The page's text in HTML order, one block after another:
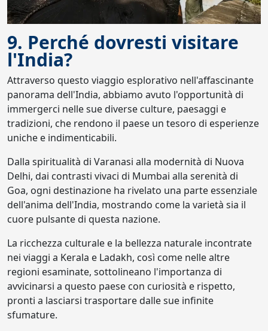
9. Perché dovresti visitare
l'India?
Attraverso questo viaggio esplorativo nell'affascinante
panorama dell'India, abbiamo avuto l'opportunità di
immergerci nelle sue diverse culture, paesaggi e
tradizioni, che rendono il paese un tesoro di esperienze
uniche e indimenticabili.
Dalla spiritualità di Varanasi alla modernità di Nuova
Delhi, dai contrasti vivaci di Mumbai alla serenità di
Goa, ogni destinazione ha rivelato una parte essenziale
dell'anima dell'India, mostrando come la varietà sia il
cuore pulsante di questa nazione.
La ricchezza culturale e la bellezza naturale incontrate
nei viaggi a Kerala e Ladakh, così come nelle altre
regioni esaminate, sottolineano l'importanza di
avvicinarsi a questo paese con curiosità e rispetto,
pronti a lasciarsi trasportare dalle sue infinite
sfumature.